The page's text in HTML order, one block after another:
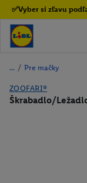
✅Vyber si zľavu
/ Pre mačky
ZOOFARI®
Škrabadlo/